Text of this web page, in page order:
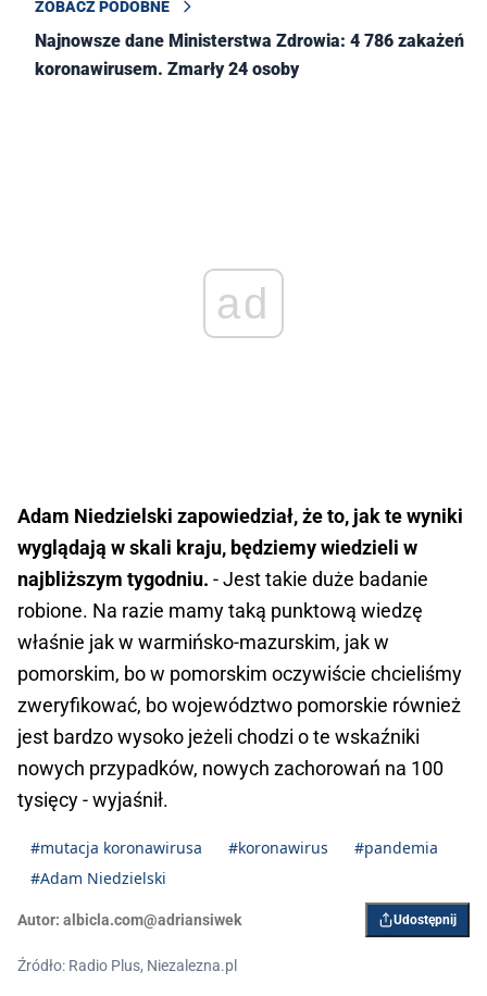
ZOBACZ PODOBNE
Najnowsze dane Ministerstwa Zdrowia: 4 786 zakażeń
koronawirusem. Zmarły 24 osoby
ad
Adam Niedzielski zapowiedział, że to, jak te wyniki
wyglądają w skali kraju, będziemy wiedzieli w
najbliższym tygodniu. - Jest takie duże badanie
robione. Na razie mamy taką punktową wiedzę
właśnie jak w warmińsko-mazurskim, jak w
pomorskim, bo w pomorskim oczywiście chcieliśmy
zweryfikować, bo województwo pomorskie również
jest bardzo wysoko jeżeli chodzi o te wskaźniki
nowych przypadków, nowych zachorowań na 100
tysięcy - wyjaśnił.
#mutacja koronawirusa #koronawirus
#pandemia
#Adam Niedzielski
Autor: albicla.com@adriansiwek Udostępnij
Źródło: Radio Plus, Niezalezna.pl